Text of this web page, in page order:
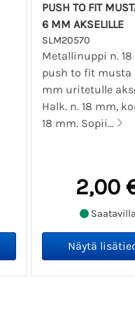
PUSH TO FIT
6 MM AKSELILLE
SLM20570
Metallinuppi n. 18
push to fit musta
mm uritetulle
Halk. n. 18 mm,
18 mm. Sopii...
2,00
Saatavilla